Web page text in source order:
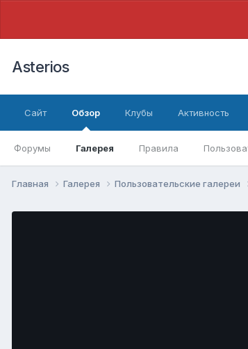
Asterios
Сайт Обзор
Форумы Галерея Правила
Клубы Активность
Главная Галерея Пользовательские галереи